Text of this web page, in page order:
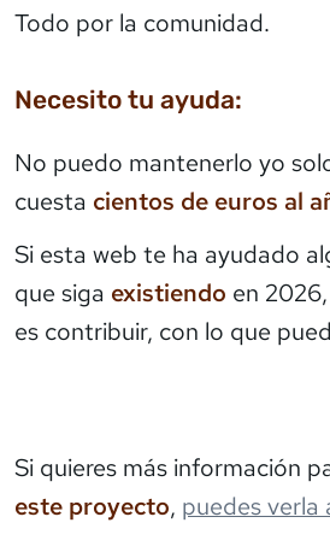
Todo por la comunidad.
Necesito tu ayuda:
No puedo mantenerlo yo
cuesta cientos de euros al
Si esta web te ha ayudado
que siga existiendo en
es contribuir, con lo que
Si quieres más información
este proyecto, puedes verla